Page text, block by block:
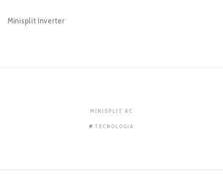
Minisplit Inverter
MINISPLIT AC
TECNOLOGIA